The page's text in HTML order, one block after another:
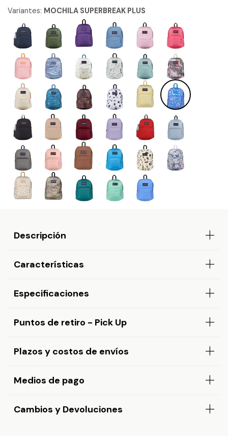
Variantes: MOCHILA SUPERBREAK PLUS
Descripción
Características
Especificaciones
Puntos de retiro - Pick Up
Plazos y costos de envíos
Medios de pago
Cambios y Devoluciones